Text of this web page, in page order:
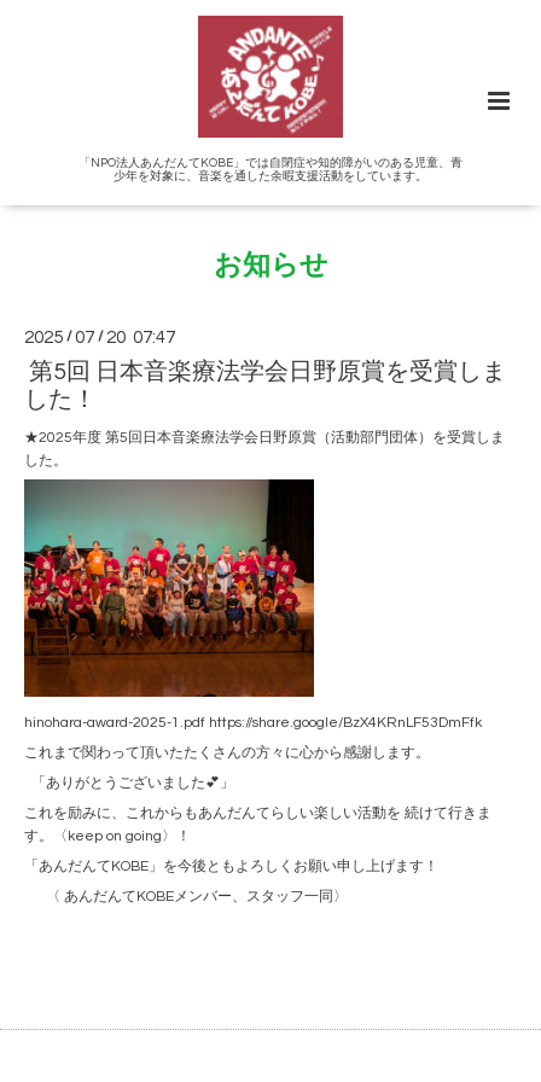
「NPO法人あんだんてKOBE」では自閉症や知的障がいのある児童、青
少年を対象に、音楽を通した余暇支援活動をしています。
お知らせ
2025 /07 / 20 07:47
第5回 日本音楽療法学会日野原賞を受賞しま
した！
★2025年度 第5回日本音楽療法学会日野原賞（活動部門団体）を受賞しま
した。
hinohara-award-2025-1.pdf https://share.google/BzX4KRnLF53DmFfk
これまで関わって頂いたたくさんの方々に心から感謝します。
「ありがとうございました💕」
これを励みに、これからもあんだんてらしい楽しい活動を 続けて行きま
す。〈keep on going〉！
「あんだんてKOBE」を今後ともよろしくお願い申し上げます！
〈 あんだんてKOBEメンバー、スタッフ一同〉